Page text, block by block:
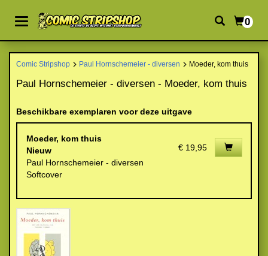
0
Comic Stripshop Paul Hornschemeier - diversen Moeder, kom thuis
Paul Hornschemeier - diversen - Moeder, kom thuis
Beschikbare exemplaren voor deze uitgave
Moeder, kom thuis
Nieuw
Paul Hornschemeier - diversen
Softcover
€ 19,95